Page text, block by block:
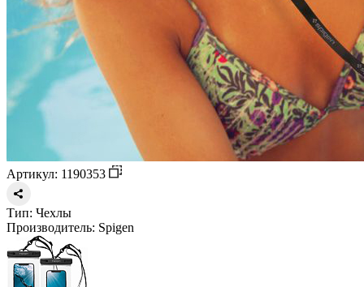
Артикул: 1190353
Тип: Чехлы
Производитель: Spigen